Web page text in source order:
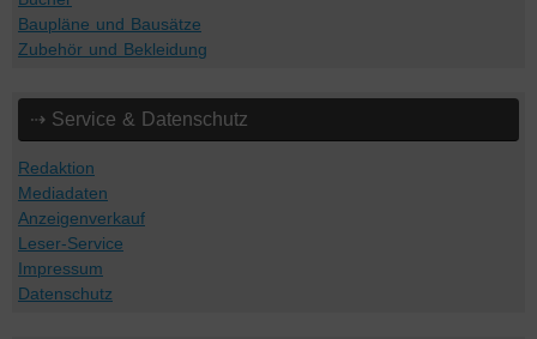
Baupläne und Bausätze
Zubehör und Bekleidung
⇢ Service & Datenschutz
Redaktion
Mediadaten
Anzeigenverkauf
Leser-Service
Impressum
Datenschutz